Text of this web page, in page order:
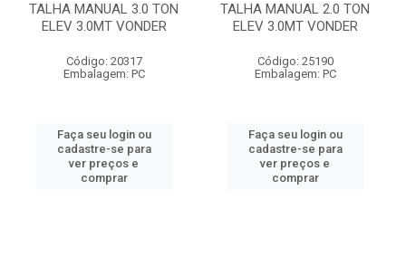
TALHA MANUAL 3.0 TON
ELEV 3.0MT VONDER
Código: 20317
Embalagem: PC
Faça seu login ou
cadastre-se para
ver preços e
comprar
TALHA MANUAL 2.0 TON
ELEV 3.0MT VONDER
Código: 25190
Embalagem: PC
Faça seu login ou
cadastre-se para
ver preços e
comprar